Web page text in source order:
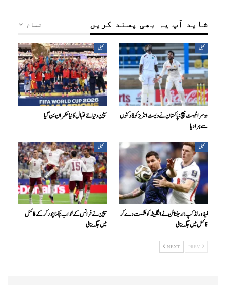
تمام شاید آپ یہ بھی پسند کریں
کھیل
دوسرا ٹیسٹ میچ: پاکستان نے ویسٹ انڈیز کو 8 وکٹوں
سے ہرا دیا
کھیل
سپین دنیائے فٹبال کا نیا حکمران بن گیا
کھیل
فیفا ورلڈکپ: ارجنٹائن نے انگلینڈ کو شکست دے کر
فائنل میں جگہ بنا لی
کھیل
سپین نے فرانس کے خواب چکنا چور کر کے فائنل
میں جگہ بنا لی
NEXT